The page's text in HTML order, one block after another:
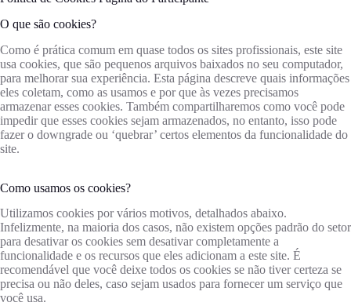
O que são cookies?
Como é prática comum em quase todos os sites profissionais, este site
usa cookies, que são pequenos arquivos baixados no seu computador,
para melhorar sua experiência. Esta página descreve quais informações
eles coletam, como as usamos e por que às vezes precisamos
armazenar esses cookies. Também compartilharemos como você pode
impedir que esses cookies sejam armazenados, no entanto, isso pode
fazer o downgrade ou ‘quebrar’ certos elementos da funcionalidade do
site.
Como usamos os cookies?
Utilizamos cookies por vários motivos, detalhados abaixo.
Infelizmente, na maioria dos casos, não existem opções padrão do setor
para desativar os cookies sem desativar completamente a
funcionalidade e os recursos que eles adicionam a este site. É
recomendável que você deixe todos os cookies se não tiver certeza se
precisa ou não deles, caso sejam usados ​​para fornecer um serviço que
você usa.